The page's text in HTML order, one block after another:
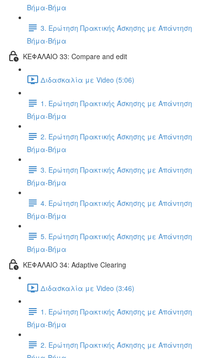
Βήμα-Βήμα
3. Ερώτηση Πρακτικής Άσκησης με Απάντηση
Βήμα-Βήμα
ΚΕΦΑΛΑΙΟ 33: Compare and edit
Διδασκαλία με Video (5:06)
1. Ερώτηση Πρακτικής Άσκησης με Απάντηση
Βήμα-Βήμα
2. Ερώτηση Πρακτικής Άσκησης με Απάντηση
Βήμα-Βήμα
3. Ερώτηση Πρακτικής Άσκησης με Απάντηση
Βήμα-Βήμα
4. Ερώτηση Πρακτικής Άσκησης με Απάντηση
Βήμα-Βήμα
5. Ερώτηση Πρακτικής Άσκησης με Απάντηση
Βήμα-Βήμα
ΚΕΦΑΛΑΙΟ 34: Adaptive Clearing
Διδασκαλία με Video (3:46)
1. Ερώτηση Πρακτικής Άσκησης με Απάντηση
Βήμα-Βήμα
2. Ερώτηση Πρακτικής Άσκησης με Απάντηση